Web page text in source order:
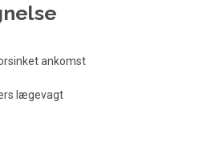
ankomst
lægevagt